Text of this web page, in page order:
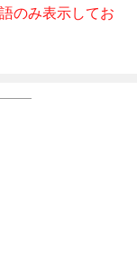
のみ表示してお